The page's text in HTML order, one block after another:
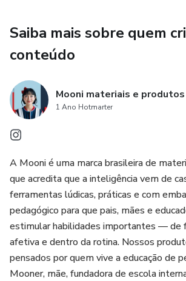
Saiba mais sobre quem
conteúdo
Mooni materiais e
1 Ano Hotmarter
A Mooni é uma marca brasileira de
que acredita que a inteligência vem de
ferramentas lúdicas, práticas e com
pedagógico para que pais, mães e
estimular habilidades importantes — de
afetiva e dentro da rotina. Nossos
pensados por quem vive a educação de
Mooner, mãe, fundadora de escola